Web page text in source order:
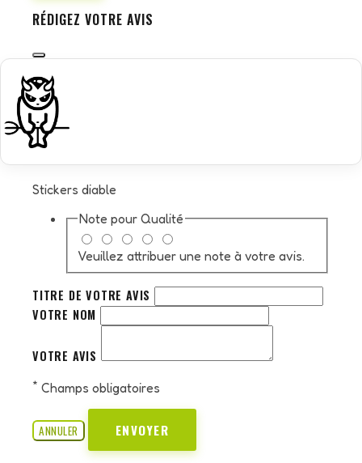
RÉDIGEZ VOTRE AVIS
Stickers diable
Note pour Qualité
Veuillez attribuer une note à votre avis.
TITRE DE VOTRE AVIS
VOTRE NOM
VOTRE AVIS
* Champs obligatoires
ANNULER ENVOYER